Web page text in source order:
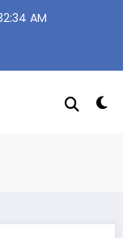
AM